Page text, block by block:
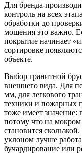
Для бренда-
контроль на всех
обработки до
мощения это важно.
покрытие начинает
сортировке
объекте.
Выбор гранитной
внешнего вида. Для
мм, для легкового
техники и пожарных
тоже имеет значение:
потому что на
становится
уклоном лучше
бучардирование или